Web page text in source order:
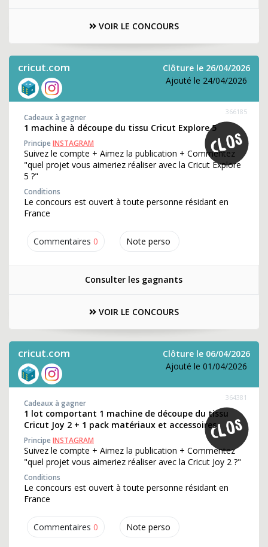
VOIR LE CONCOURS
cricut.com
Clôture le 26/04/2026
Ajouté le 24/04/2026
Commentaires 0 Note perso
366185
Cadeaux à gagner
1 machine à découpe du tissu Cricut Explore 5
PrincipeINSTAGRAM
Suivez le compte + Aimez la publication + Commentez
"quel projet vous aimeriez réaliser avec la Cricut Explore
5 ?"
Conditions
Le concours est ouvert à toute personne résidant en
France
Consulter les gagnants
VOIR LE CONCOURS
cricut.com
Clôture le 06/04/2026
Ajouté le 01/04/2026
Commentaires 0 Note perso
364381
Cadeaux à gagner
1 lot comportant 1 machine de découpe du tissu
Cricut Joy 2 + 1 pack matériaux et accessoires
PrincipeINSTAGRAM
Suivez le compte + Aimez la publication + Commentez
"quel projet vous aimeriez réaliser avec la Cricut Joy 2 ?"
Conditions
Le concours est ouvert à toute personne résidant en
France